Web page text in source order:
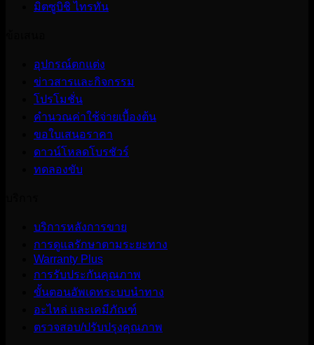
มิตซูบิชิ ไทรทัน
อุปกรณ์ตกแต่ง
ข่าวสารและกิจกรรม
โปรโมชั่น
คำนวณค่าใช้จ่ายเบื้องต้น
ขอใบเสนอราคา
ดาวน์โหลดโบรชัวร์
ทดลองขับ
บริการหลังการขาย
การดูแลรักษาตามระยะทาง
Warranty Plus
การรับประกันคุณภาพ
ขั้นตอนอัพเดทระบบนำทาง
อะไหล่ และเคมีภัณฑ์
ตรวจสอบ/ปรับปรุงคุณภาพ